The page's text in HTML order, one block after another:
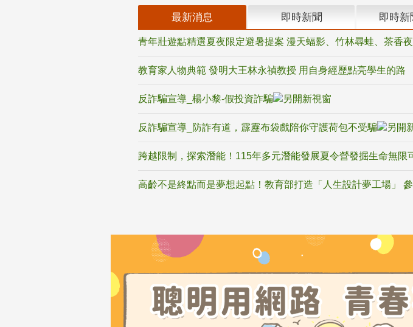
最新消息 即時新聞 即時新
青年壯遊點精選夏夜限定避暑提案 漫天蝠影、竹林尋蛙、茶香
教育家人物典範 發明大王林永禎教授 用自身經歷點亮學生的路
反詐騙宣導_楊小黎-假投資詐騙
反詐騙宣導_防詐有道，霹靂布袋戲陪你守護荷包不受騙
跨越限制，探索潛能！115年多元潛能發展夏令營發掘生命無限
高齡不是終點而是夢想起點！教育部打造「人生設計夢工場」